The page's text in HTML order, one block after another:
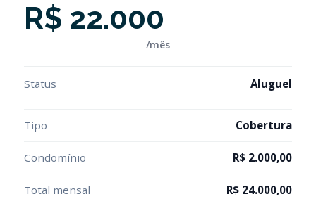
R$ 22.000
/mês
Status Aluguel
Tipo Cobertura
Condomínio R$ 2.000,00
Total mensal R$ 24.000,00